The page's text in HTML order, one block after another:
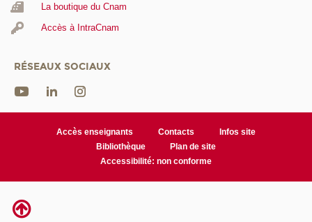
La boutique du Cnam
Accès à IntraCnam
RÉSEAUX SOCIAUX
Accès enseignants Contacts
Infos site
Bibliothèque
Plan de site
Accessibilité: non conforme